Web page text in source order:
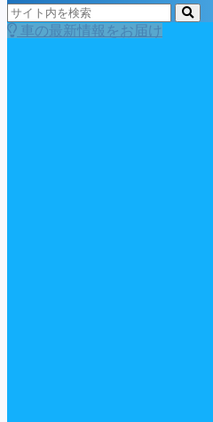
車の最新情報をお届け